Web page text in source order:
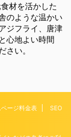
材を活かした
のような温かい
ジフライ、唐津
心地よい時間
さい。
ージ料金表
SEO